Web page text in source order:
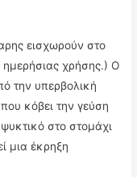
εισχωρούν στο
ημερήσιας χρήσης.) Ο
την υπερβολική
κόβει την γεύση
στο στομάχι
μια έκρηξη